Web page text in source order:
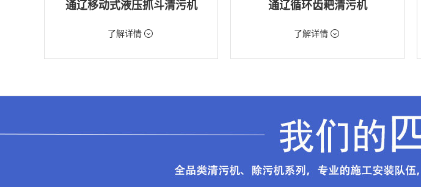
通辽移动式液压抓斗清污机
价格：5698元/台
机
了解详情
通辽循环齿耙清污机
价格：1898元/台
机
了解详情